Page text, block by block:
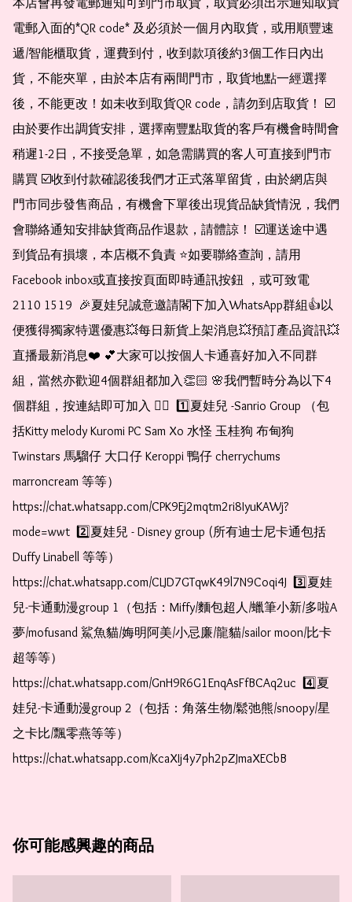
電郵入面的*QR code* 及必須於一個月內取貨，或用順豐速
遞/智能櫃取貨，運費到付，收到款項後約3個工作日內出
貨，不能夾單，由於本店有兩間門市，取貨地點一經選擇
後，不能更改！如未收到取貨QR code，請勿到店取貨！ ☑️
由於要作出調貨安排，選擇南豐點取貨的客戶有機會時間會
稍遲1-2日，不接受急單，如急需購買的客人可直接到門市
購買 ☑️收到付款確認後我們才正式落單留貨，由於網店與
門市同步發售商品，有機會下單後出現貨品缺貨情況，我們
會聯絡通知安排缺貨商品作退款，請體諒！ ☑️運送途中遇
到貨品有損壞，本店概不負責 ⭐️如要聯絡查詢，請用
Facebook inbox或直接按頁面即時通訊按鈕 ，或可致電
2110 1519  🎉夏娃兒誠意邀請閣下加入WhatsApp群組👍以
便獲得獨家特選優惠💥每日新貨上架消息💥預訂產品資訊💥
直播最新消息❤️ 💕大家可以按個人卡通喜好加入不同群
組，當然亦歡迎4個群組都加入👏🏻 🌸我們暫時分為以下4
個群組，按連結即可加入 👇🏻  1️⃣夏娃兒 -Sanrio Group （包
括Kitty melody Kuromi PC Sam Xo 水怪 玉桂狗 布甸狗
Twinstars 馬騮仔 大口仔 Keroppi 鴨仔 cherrychums
marroncream 等等）
https://chat.whatsapp.com/CPK9Ej2mqtm2ri8IyuKAWj?
mode=wwt  2️⃣夏娃兒 - Disney group (所有迪士尼卡通包括
Duffy Linabell 等等）
https://chat.whatsapp.com/CLJD7GTqwK49l7N9Coqi4J  3️⃣夏娃
兒-卡通動漫group 1（包括：Miffy/麵包超人/蠟筆小新/多啦A
夢/mofusand 鯊魚貓/娒明阿美/小忌廉/龍貓/sailor moon/比卡
超等等）
https://chat.whatsapp.com/GnH9R6G1EnqAsFfBCAq2uc  4️⃣夏
娃兒-卡通動漫group 2（包括：角落生物/鬆弛熊/snoopy/星
之卡比/飄零燕等等）
https://chat.whatsapp.com/KcaXIj4y7ph2pZJmaXECbB
你可能感興趣的商品